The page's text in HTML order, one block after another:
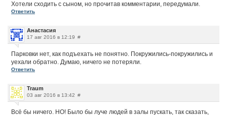
Хотели сходить с сыном, но прочитав комментарии, передумали.
Ответить
Анастасия
17 авг 2016 в 12:19 #
Парковки нет, как подъехать не понятно. Покружились-покружились и
уехали обратно. Думаю, ничего не потеряли.
Ответить
Traum
03 авг 2016 в 13:42 #
Всё бы ничего. НО! Было бы луче людей в залы пускать, так сказать,